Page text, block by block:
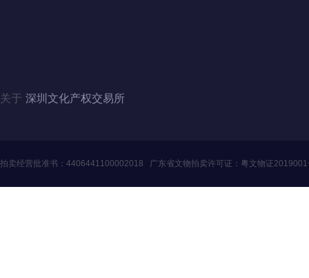
关于 深圳文化产权交易所
拍卖经营批准书： 4406441100002018 广东省文物拍卖许可证： 粤文物证2019001